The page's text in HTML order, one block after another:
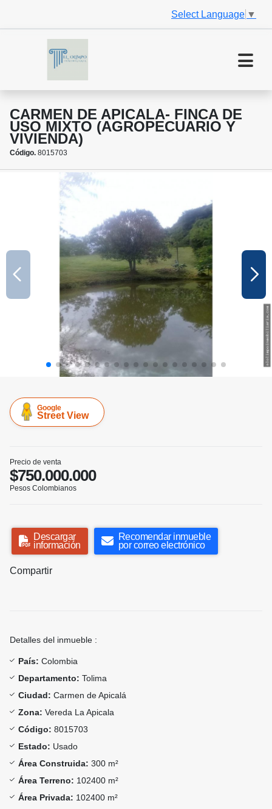
Select Language ▼
CARMEN DE APICALA- FINCA DE
USO MIXTO (AGROPECUARIO Y
VIVIENDA)
Código. 8015703
Google
Street View
Precio de venta
$750.000.000
Pesos Colombianos
Descargar
información
Recomendar inmueble
por correo electrónico
Compartir
Detalles del inmueble :
País: Colombia
Departamento: Tolima
Ciudad: Carmen de Apicalá
Zona: Vereda La Apicala
Código: 8015703
Estado: Usado
Área Construida: 300 m²
Área Terreno: 102400 m²
Área Privada: 102400 m²